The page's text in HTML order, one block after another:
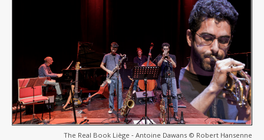
The Real Book Liège ‐ Antoine Dawans © Robert Hansenne